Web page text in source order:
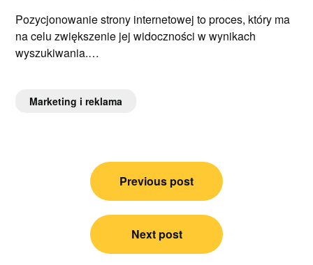
Pozycjonowanie strony internetowej to proces, który ma
na celu zwiększenie jej widoczności w wynikach
wyszukiwania.…
Marketing i reklama
Nawigacja
Previous post
Next post